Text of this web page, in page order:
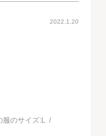
2022.1.20
服のサイズ:L